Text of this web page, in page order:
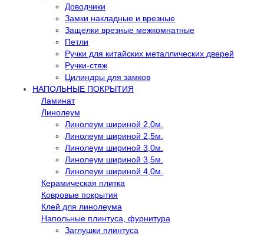
Доводчики
Замки накладные и врезные
Защелки врезные межкомнатные
Петли
Ручки для китайских металлических дверей
Ручки-стяж
Цилиндры для замков
НАПОЛЬНЫЕ ПОКРЫТИЯ
Ламинат
Линолеум
Линолеум шириной 2,0м.
Линолеум шириной 2,5м.
Линолеум шириной 3,0м.
Линолеум шириной 3,5м.
Линолеум шириной 4,0м.
Керамическая плитка
Ковровые покрытия
Клей для линолеума
Напольные плинтуса, фурнитура
Заглушки плинтуса